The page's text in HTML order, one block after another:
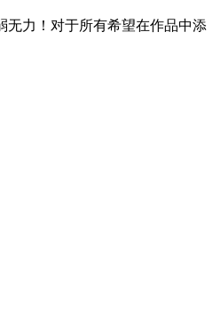
无力！对于所有希望在作品中添